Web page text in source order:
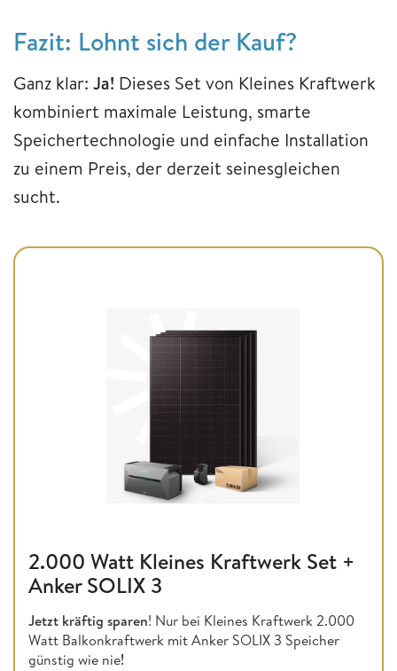
Fazit: Lohnt sich der Kauf?
Ganz klar: Ja! Dieses Set von Kleines Kraftwerk
kombiniert maximale Leistung, smarte
Speichertechnologie und einfache Installation
zu einem Preis, der derzeit seinesgleichen
sucht.
2.000 Watt Kleines Kraftwerk Set +
Anker SOLIX 3
Jetzt kräftig sparen! Nur bei Kleines Kraftwerk 2.000
Watt Balkonkraftwerk mit Anker SOLIX 3 Speicher
günstig wie nie!